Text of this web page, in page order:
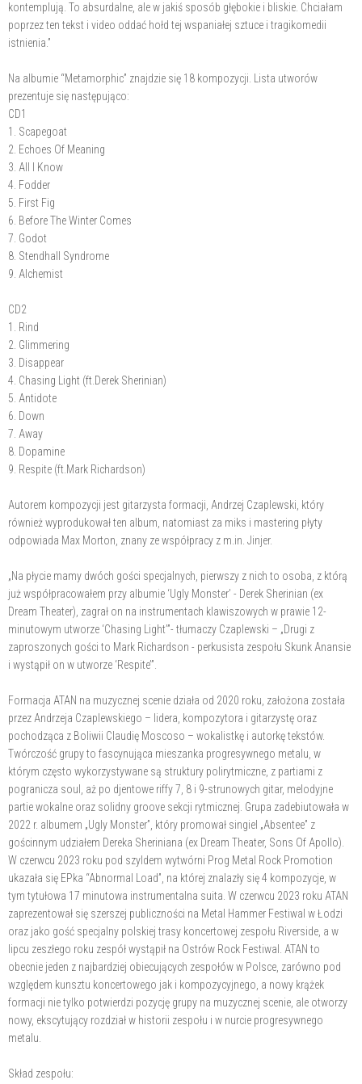
kontemplują. To absurdalne, ale w jakiś sposób głębokie i bliskie. Chciałam
poprzez ten tekst i video oddać hołd tej wspaniałej sztuce i tragikomedii
istnienia.”
Na albumie “Metamorphic” znajdzie się 18 kompozycji. Lista utworów
prezentuje się następująco:
CD1
1. Scapegoat
2. Echoes Of Meaning
3. All I Know
4. Fodder
5. First Fig
6. Before The Winter Comes
7. Godot
8. Stendhall Syndrome
9. Alchemist
CD2
1. Rind
2. Glimmering
3. Disappear
4. Chasing Light (ft.Derek Sherinian)
5. Antidote
6. Down
7. Away
8. Dopamine
9. Respite (ft.Mark Richardson)
Autorem kompozycji jest gitarzysta formacji, Andrzej Czaplewski, który
również wyprodukował ten album, natomiast za miks i mastering płyty
odpowiada Max Morton, znany ze współpracy z m.in. Jinjer.
„Na płycie mamy dwóch gości specjalnych, pierwszy z nich to osoba, z którą
już współpracowałem przy albumie ‘Ugly Monster’ - Derek Sherinian (ex
Dream Theater), zagrał on na instrumentach klawiszowych w prawie 12-
minutowym utworze ‘Chasing Light’”- tłumaczy Czaplewski – „Drugi z
zaproszonych gości to Mark Richardson - perkusista zespołu Skunk Anansie
i wystąpił on w utworze ‘Respite’”.
Formacja ATAN na muzycznej scenie działa od 2020 roku, założona została
przez Andrzeja Czaplewskiego – lidera, kompozytora i gitarzystę oraz
pochodząca z Boliwii Claudię Moscoso – wokalistkę i autorkę tekstów.
Twórczość grupy to fascynująca mieszanka progresywnego metalu, w
którym często wykorzystywane są struktury polirytmiczne, z partiami z
pogranicza soul, aż po djentowe riffy 7, 8 i 9-strunowych gitar, melodyjne
partie wokalne oraz solidny groove sekcji rytmicznej. Grupa zadebiutowała w
2022 r. albumem „Ugly Monster”, który promował singiel „Absentee” z
gościnnym udziałem Dereka Sheriniana (ex Dream Theater, Sons Of Apollo).
W czerwcu 2023 roku pod szyldem wytwórni Prog Metal Rock Promotion
ukazała się EPka “Abnormal Load”, na której znalazły się 4 kompozycje, w
tym tytułowa 17 minutowa instrumentalna suita. W czerwcu 2023 roku ATAN
zaprezentował się szerszej publiczności na Metal Hammer Festiwal w Łodzi
oraz jako gość specjalny polskiej trasy koncertowej zespołu Riverside, a w
lipcu zeszłego roku zespół wystąpił na Ostrów Rock Festiwal. ATAN to
obecnie jeden z najbardziej obiecujących zespołów w Polsce, zarówno pod
względem kunsztu koncertowego jak i kompozycyjnego, a nowy krążek
formacji nie tylko potwierdzi pozycję grupy na muzycznej scenie, ale otworzy
nowy, ekscytujący rozdział w historii zespołu i w nurcie progresywnego
metalu.
Skład zespołu: